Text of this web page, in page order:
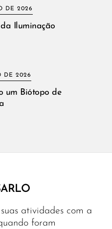
DE 2026
Iluminação
DE 2026
um Biótopo de
atividades com a
foram